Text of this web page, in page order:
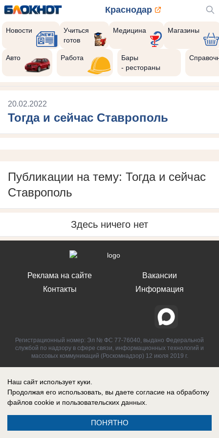
Краснодар
Новости
Учиться
готов
Медицина Магазины
Авто Работа
Бары
- рестораны
20.02.2022
Тогда и сейчас Ставрополь
Публикации на тему: Тогда и сейчас
Ставрополь
Здесь ничего нет
Реклама на сайте
Контакты
Вакансии
Информация
Регистрационный номер: Эл № ФС 77-76040, выдано Федеральной
службой по надзору в сфере связи, информационных технологий и
массовых коммуникаций (Роскомнадзор) 12 июля 2019 г.
Наш сайт использует куки.
Продолжая его использовать, вы даете согласие на обработку
файлов cookie и пользовательских данных.
ПОНЯТНО